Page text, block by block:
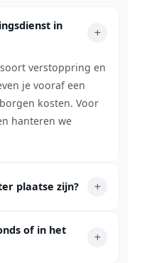
in
verstoppring en
je vooraf een
kosten. Voor
hanteren we
plaatse zijn?
of in het